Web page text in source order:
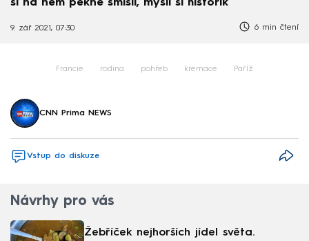
si na něm pěkně smlsli, myslí si historik
9. zář 2021, 07:30 6 min čtení
Francie rodina pohřeb kremace Paříž
CNN Prima NEWS
Vstup do diskuze
Návrhy pro vás
Žebříček nejhorších jídel světa.